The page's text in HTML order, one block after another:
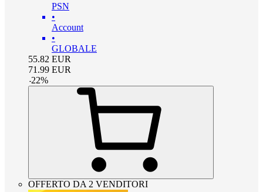
PSN
•
Account
•
GLOBALE
55.82 EUR
71.99 EUR
-22%
OFFERTO DA 2 VENDITORI